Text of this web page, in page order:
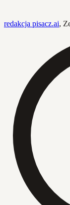
redakcja pisacz.ai,